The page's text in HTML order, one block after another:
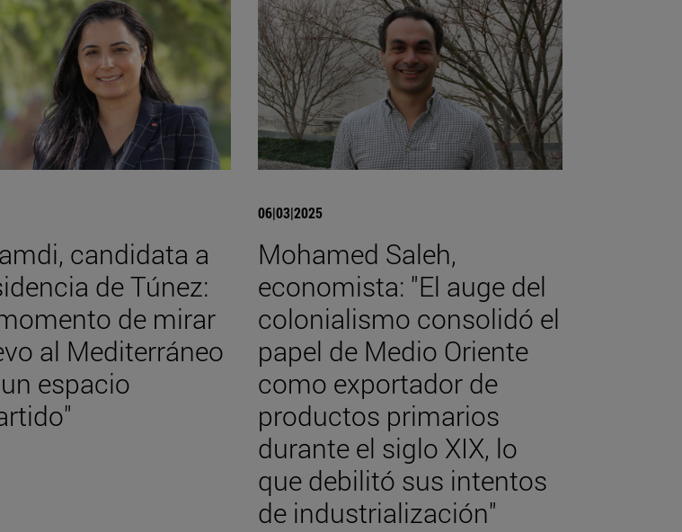
candidata a
de Túnez:
de mirar
al Mediterráneo
espacio
06|03|2025
Mohamed Saleh,
economista: "El auge del
colonialismo consolidó el
papel de Medio Oriente
como exportador de
productos primarios
durante el siglo XIX, lo
que debilitó sus intentos
de industrialización"